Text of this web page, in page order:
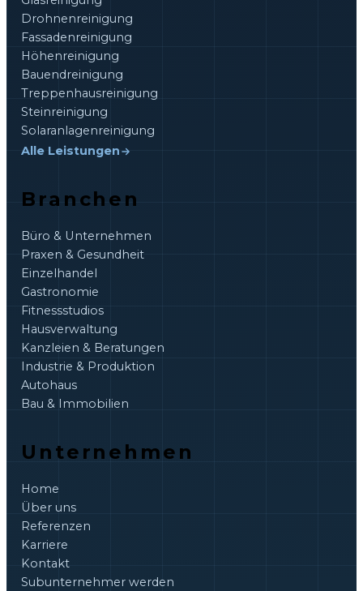
Drohnenreinigung
Fassadenreinigung
Höhenreinigung
Bauendreinigung
Treppenhausreinigung
Steinreinigung
Solaranlagenreinigung
Alle Leistungen
Branchen
Büro & Unternehmen
Praxen & Gesundheit
Einzelhandel
Gastronomie
Fitnessstudios
Hausverwaltung
Kanzleien & Beratungen
Industrie & Produktion
Autohaus
Bau & Immobilien
Unternehmen
Home
Über uns
Referenzen
Karriere
Kontakt
Subunternehmer werden